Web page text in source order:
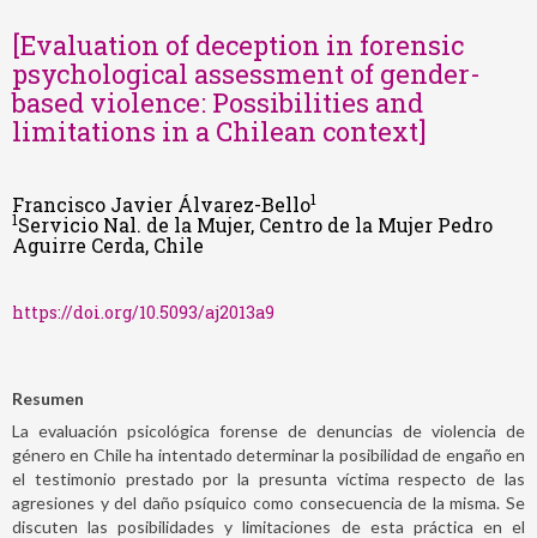
[Evaluation of deception in forensic
psychological assessment of gender-
based violence: Possibilities and
limitations in a Chilean context]
Francisco Javier Álvarez-Bello1
1Servicio Nal. de la Mujer, Centro de la Mujer Pedro
Aguirre Cerda, Chile
https://doi.org/10.5093/aj2013a9
Resumen
La evaluación psicológica forense de denuncias de violencia de
género en Chile ha intentado determinar la posibilidad de engaño en
el testimonio prestado por la presunta víctima respecto de las
agresiones y del daño psíquico como consecuencia de la misma. Se
discuten las posibilidades y limitaciones de esta práctica en el